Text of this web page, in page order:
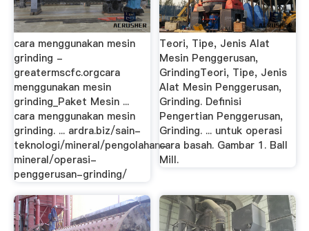
cara menggunakan mesin
grinding -
greatermscfc.orgcara
menggunakan mesin
grinding_Paket Mesin ...
cara menggunakan mesin
grinding. ... ardra.biz/sain-
teknologi/mineral/pengolahan-
mineral/operasi-
penggerusan-grinding/
Teori, Tipe, Jenis Alat
Mesin Penggerusan,
GrindingTeori, Tipe, Jenis
Alat Mesin Penggerusan,
Grinding. Definisi
Pengertian Penggerusan,
Grinding. ... untuk operasi
cara basah. Gambar 1. Ball
Mill.